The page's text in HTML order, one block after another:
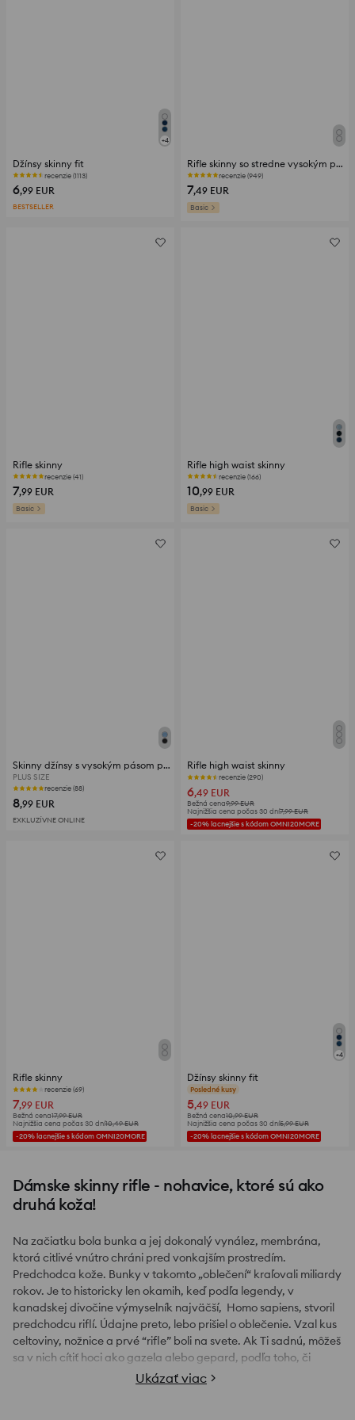
+4
Džínsy skinny fit
recenzie (1113)
6,99 EUR
BESTSELLER
Rifle skinny so stredne vysokým pásom
recenzie (949)
7,49 EUR
Basic
Rifle skinny
recenzie (41)
7,99 EUR
Basic
Rifle high waist skinny
recenzie (166)
10,99 EUR
Basic
Skinny džínsy s vysokým pásom plus size
PLUS SIZE
recenzie (88)
8,99 EUR
EXKLUZÍVNE ONLINE
Rifle high waist skinny
recenzie (290)
6,49 EUR
Bežná cena9,99EUR
Najnižšia cena počas 30 dní7,99EUR
-20% lacnejšie s kódom OMNI20MORE
Rifle skinny
recenzie (69)
7,99 EUR
Bežná cena17,99EUR
Najnižšia cena počas 30 dní10,49EUR
-20% lacnejšie s kódom OMNI20MORE
+4
Džínsy skinny fit
Posledné kusy
5,49 EUR
Bežná cena10,99EUR
Najnižšia cena počas 30 dní5,99EUR
-20% lacnejšie s kódom OMNI20MORE
Dámske skinny rifle - nohavice, ktoré sú ako
druhá koža!
Na začiatku bola bunka a jej dokonalý vynález, membrána,
ktorá citlivé vnútro chráni pred vonkajším prostredím.
Predchodca kože. Bunky v takomto „oblečení“ kraľovali miliardy
rokov. Je to historicky len okamih, keď podľa legendy, v
kanadskej divočine výmyselník najväčší, Homo sapiens, stvoril
predchodcu riflí. Údajne preto, lebo prišiel o oblečenie. Vzal kus
celtoviny, nožnice a prvé “rifle” boli na svete. Ak Ti sadnú, môžeš
sa v nich cítiť hoci ako gazela alebo gepard, podľa toho, či
inklinuješ skôr k lovcom a lovkyniam, alebo ich koristi...
Ukázať viac